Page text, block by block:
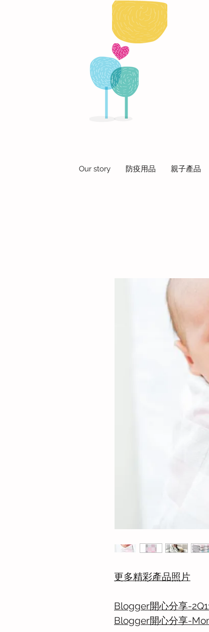
Our story 防疫用品 親子產品
更多精彩產品照片
Blogger開心分享-
Blogger開心分享-